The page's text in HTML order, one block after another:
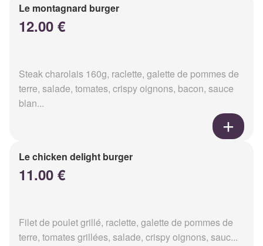
Le montagnard burger
12.00 €
Steak charolais 160g, raclette, galette de pommes de
terre, salade, tomates, crispy oignons, bacon, sauce
blan...
Le chicken delight burger
11.00 €
Filet de poulet grillé, raclette, galette de pommes de
terre, tomates grillées, salade, crispy oignons, sauc...